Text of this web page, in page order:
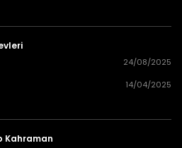
👁 5
24/08/2025
14/04/2025
Kahraman